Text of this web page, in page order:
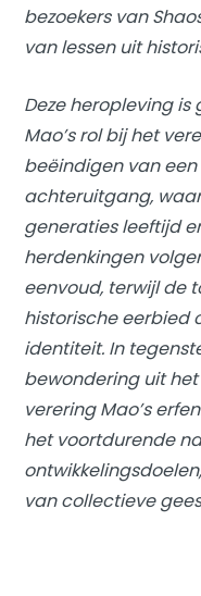
bezoekers van
van lessen uit
Deze heropleving
Mao’s rol bij het
beëindigen van
achteruitgang,
generaties leeftijd
herdenkingen
eenvoud, terwijl de
historische eerbied
identiteit. In
bewondering uit
verering Mao’s
het voortdurende
van collectieve